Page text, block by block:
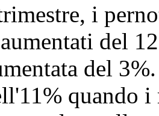
i
del
del
quando